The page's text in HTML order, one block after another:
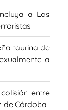
a Los
taurina de
a
entre
de Córdoba